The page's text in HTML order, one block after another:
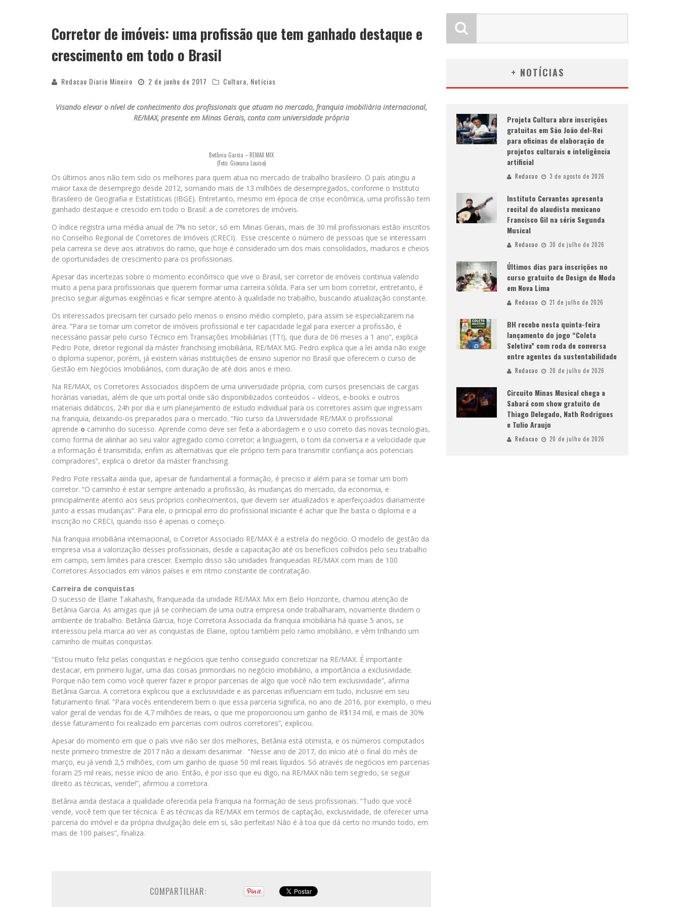
P
ROJETA CULTURA ABRE INSCRIÇÕES GRATUITAS EM SÃO JOÃO DEL-REI PARA OFICINAS DE ELABORAÇÃO DE PROJETOS CULTURAIS E INTELIGÊNCIA ARTIFICIAL
Corretor de imóveis: uma profissão que tem ganhado destaque e
crescimento em todo o Brasil
Redacao Diario Mineiro 2 de junho de 2017 Cultura Notícias
Visando elevar o nível de conhecimento dos profissionais que atuam no mercado, franquia imobiliária internacional,
RE/MAX, presente em Minas Gerais, conta com universidade própria
Betânia Garcia – REMAX MIX
(Foto: Giovana Louise)
Os últimos anos não tem sido os melhores para quem atua no mercado de trabalho brasileiro. O país atingiu a
maior taxa de desemprego desde 2012, somando mais de 13 milhões de desempregados, conforme o Instituto
Brasileiro de Geografia e Estatísticas (IBGE). Entretanto, mesmo em época de crise econômica, uma profissão tem
ganhado destaque e crescido em todo o Brasil: a de corretores de imóveis.
O índice registra uma média anual de 7% no setor, só em Minas Gerais, mais de 30 mil profissionais estão inscritos
no Conselho Regional de Corretores de Imóveis (CRECI). Esse crescente o número de pessoas que se interessam
pela carreira se deve aos atrativos do ramo, que hoje é considerado um dos mais consolidados, maduros e cheios
de oportunidades de crescimento para os profissionais.
Apesar das incertezas sobre o momento econômico que vive o Brasil, ser corretor de imóveis continua valendo
muito a pena para profissionais que querem formar uma carreira sólida. Para ser um bom corretor, entretanto, é
preciso seguir algumas exigências e ficar sempre atento à qualidade no trabalho, buscando atualização constante.
Os interessados precisam ter cursado pelo menos o ensino médio completo, para assim se especializarem na
área. ”Para se tornar um corretor de imóveis profissional e ter capacidade legal para exercer a profissão, é
necessário passar pelo curso Técnico em Transações Imobiliárias (TTI), que dura de 06 meses a 1 ano”, explica
Pedro Pote, diretor regional da máster franchising imobiliária, RE/MAX MG. Pedro explica que a lei ainda não exige
o diploma superior, porém, já existem várias instituições de ensino superior no Brasil que oferecem o curso de
Gestão em Negócios Imobiliários, com duração de até dois anos e meio.
Na RE/MAX, os Corretores Associados dispõem de uma universidade própria, com cursos presenciais de cargas
horárias variadas, além de que um portal onde são disponibilizados conteúdos – vídeos, e-books e outros
materiais didáticos, 24h por dia e um planejamento de estudo individual para os corretores assim que ingressam
na franquia, deixando-os preparados para o mercado. “No curso da Universidade RE/MAX o profissional
aprende o caminho do sucesso. Aprende como deve ser feita a abordagem e o uso correto das novas tecnologias,
como forma de alinhar ao seu valor agregado como corretor; a linguagem, o tom da conversa e a velocidade que
a informação é transmitida, enfim as alternativas que ele próprio tem para transmitir confiança aos potenciais
compradores”, explica o diretor da máster franchising.
Pedro Pote ressalta ainda que, apesar de fundamental a formação, é preciso ir além para se tornar um bom
corretor. “O caminho é estar sempre antenado a profissão, às mudanças do mercado, da economia, e
principalmente atento aos seus próprios conhecimentos, que devem ser atualizados e aperfeiçoados diariamente
junto a essas mudanças“. Para ele, o principal erro do profissional iniciante é achar que lhe basta o diploma e a
inscrição no CRECI, quando isso é apenas o começo.
Na franquia imobiliária internacional, o Corretor Associado RE/MAX é a estrela do negócio. O modelo de gestão da
empresa visa a valorização desses profissionais, desde a capacitação até os benefícios colhidos pelo seu trabalho
em campo, sem limites para crescer. Exemplo disso são unidades franqueadas RE/MAX com mais de 100
Corretores Associados em vários países e em ritmo constante de contratação.
Carreira de conquistas
O sucesso de Elaine Takahashi, franqueada da unidade RE/MAX Mix em Belo Horizonte, chamou atenção de
Betânia Garcia. As amigas que já se conheciam de uma outra empresa onde trabalharam, novamente dividem o
ambiente de trabalho. Betânia Garcia, hoje Corretora Associada da franquia imobiliária há quase 5 anos, se
interessou pela marca ao ver as conquistas de Elaine, optou também pelo ramo imobiliário, e vêm trilhando um
caminho de muitas conquistas.
“Estou muito feliz pelas conquistas e negócios que tenho conseguido concretizar na RE/MAX. É importante
destacar, em primeiro lugar, uma das coisas primordiais no negócio imobiliário, a importância a exclusividade.
Porque não tem como você querer fazer e propor parcerias de algo que você não tem exclusividade”, afirma
Betânia Garcia. A corretora explicou que a exclusividade e as parcerias influenciam em tudo, inclusive em seu
faturamento final. “Para vocês entenderem bem o que essa parceria significa, no ano de 2016, por exemplo, o meu
valor geral de vendas foi de 4,7 milhões de reais, o que me proporcionou um ganho de R$134 mil, e mais de 30%
desse faturamento foi realizado em parcerias com outros corretores”, explicou.
Apesar do momento em que o país vive não ser dos melhores, Betânia está otimista, e os números computados
neste primeiro trimestre de 2017 não a deixam desanimar. “Nesse ano de 2017, do início até o final do mês de
março, eu já vendi 2,5 milhões, com um ganho de quase 50 mil reais líquidos. Só através de negócios em parcerias
foram 25 mil reais, nesse início de ano. Então, é por isso que eu digo, na RE/MAX não tem segredo, se seguir
direito as técnicas, vende!”, afirmou a corretora.
Betânia ainda destaca a qualidade oferecida pela franquia na formação de seus profissionais. “Tudo que você
vende, você tem que ter técnica. E as técnicas da RE/MAX em termos de captação, exclusividade, de oferecer uma
parceria do imóvel e da própria divulgação dele em si, são perfeitas! Não é à toa que dá certo no mundo todo, em
mais de 100 países”, finaliza.
COMPARTILHAR:
+ NOTÍCIAS
Projeta Cultura abre inscrições
gratuitas em São João del-Rei
para oficinas de elaboração de
projetos culturais e inteligência
artificial
Redacao 3 de agosto de 2026
Instituto Cervantes apresenta
recital do alaudista mexicano
Francisco Gil na série Segunda
Musical
Redacao 30 de julho de 2026
Últimos dias para inscrições no
curso gratuito de Design de Moda
em Nova Lima
Redacao 21 de julho de 2026
BH recebe nesta quinta-feira
lançamento do jogo “Coleta
Seletiva” com roda de conversa
entre agentes da sustentabilidade
Redacao 20 de julho de 2026
Circuito Minas Musical chega a
Sabará com show gratuito de
Thiago Delegado, Nath Rodrigues
e Tulio Araujo
Redacao 20 de julho de 2026